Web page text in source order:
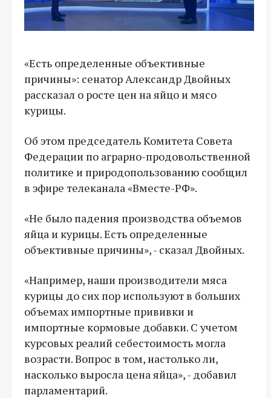
«Есть определенные объективные
причины»: сенатор Александр Двойных
рассказал о росте цен на яйцо и мясо
курицы.
Об этом председатель Комитета Совета
Федерации по аграрно-продовольственной
политике и природопользованию сообщил
в эфире телеканала «Вместе-РФ».
«Не было падения производства объемов
яйца и курицы. Есть определенные
объективные причины», - сказал Двойных.
«Например, наши производители мяса
курицы до сих пор используют в больших
объемах импортные прививки и
импортные кормовые добавки. С учетом
курсовых реалий себестоимость могла
возрасти. Вопрос в том, настолько ли,
насколько выросла цена яйца», - добавил
парламентарий.